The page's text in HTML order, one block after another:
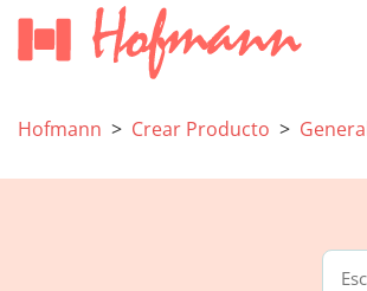
Hofmann Crear Producto